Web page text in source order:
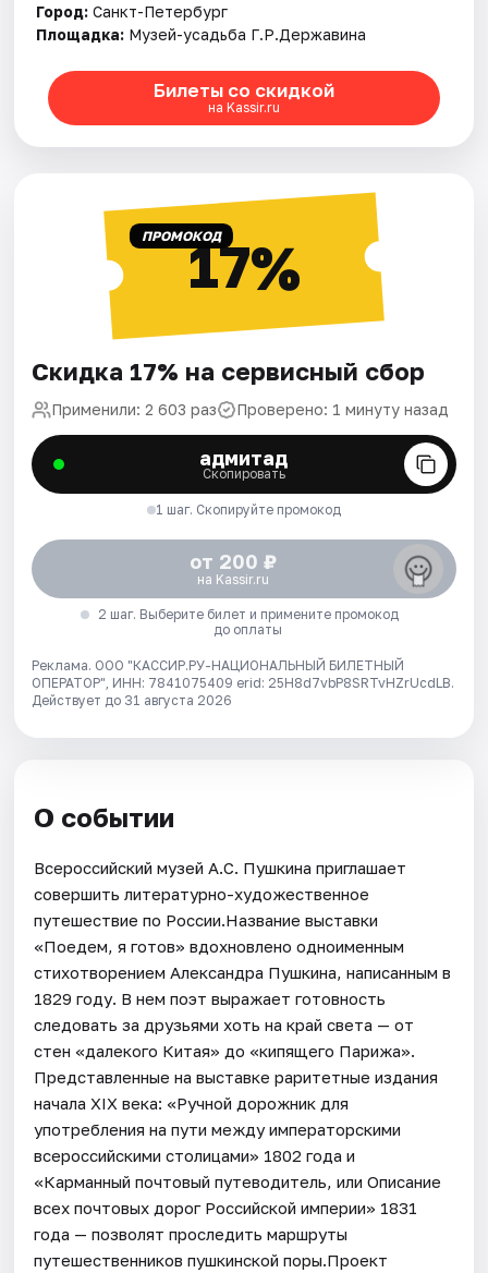
Рейтинги
Город: Санкт-Петербург
Площадка: Музей-усадьба Г.Р.Державина
Билеты со скидкой
на Kassir.ru
ПРОМОКОД17%
Скидка 17% на сервисный сбор
Применили: 2 603 раз Проверено: 1 минуту назад
адмитад
Скопировать
1 шаг. Скопируйте промокод
от 200 ₽
на Kassir.ru
2 шаг. Выберите билет и примените промокод
до оплаты
Реклама. ООО "КАССИР.РУ-НАЦИОНАЛЬНЫЙ БИЛЕТНЫЙ
ОПЕРАТОР", ИНН: 7841075409 erid: 25H8d7vbP8SRTvHZrUcdLB.
Действует до 31 августа 2026
О событии
Всероссийский музей А.С. Пушкина приглашает
совершить литературно-художественное
путешествие по России.Название выставки
«Поедем, я готов» вдохновлено одноименным
стихотворением Александра Пушкина, написанным в
1829 году. В нем поэт выражает готовность
следовать за друзьями хоть на край света — от
стен «далекого Китая» до «кипящего Парижа».
Представленные на выставке раритетные издания
начала XIX века: «Ручной дорожник для
употребления на пути между императорскими
всероссийскими столицами» 1802 года и
«Карманный почтовый путеводитель, или Описание
всех почтовых дорог Российской империи» 1831
года — позволят проследить маршруты
путешественников пушкинской поры.Проект